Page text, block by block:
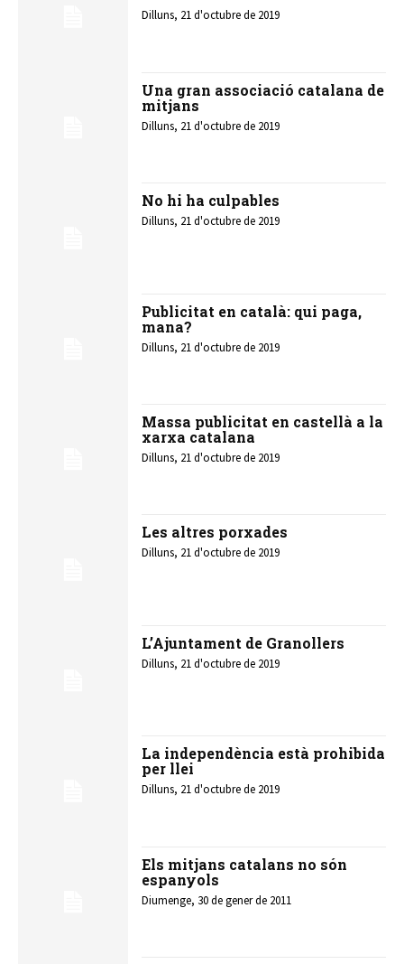
Dilluns, 21 d'octubre de 2019
Una gran associació catalana de
mitjans
Dilluns, 21 d'octubre de 2019
No hi ha culpables
Dilluns, 21 d'octubre de 2019
Publicitat en català: qui paga,
mana?
Dilluns, 21 d'octubre de 2019
Massa publicitat en castellà a la
xarxa catalana
Dilluns, 21 d'octubre de 2019
Les altres porxades
Dilluns, 21 d'octubre de 2019
L’Ajuntament de Granollers
Dilluns, 21 d'octubre de 2019
La independència està prohibida
per llei
Dilluns, 21 d'octubre de 2019
Els mitjans catalans no són
espanyols
Diumenge, 30 de gener de 2011